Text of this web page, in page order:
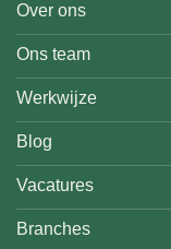
Over ons
Ons team
Werkwijze
Blog
Vacatures
Branches